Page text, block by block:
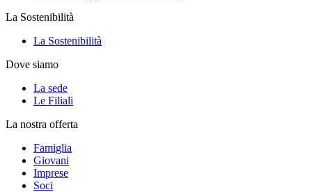
La Sostenibilità
La Sostenibilità
Dove siamo
La sede
Le Filiali
La nostra offerta
Famiglia
Giovani
Imprese
Soci